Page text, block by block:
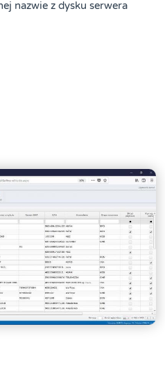
nazwie z dysku serwera